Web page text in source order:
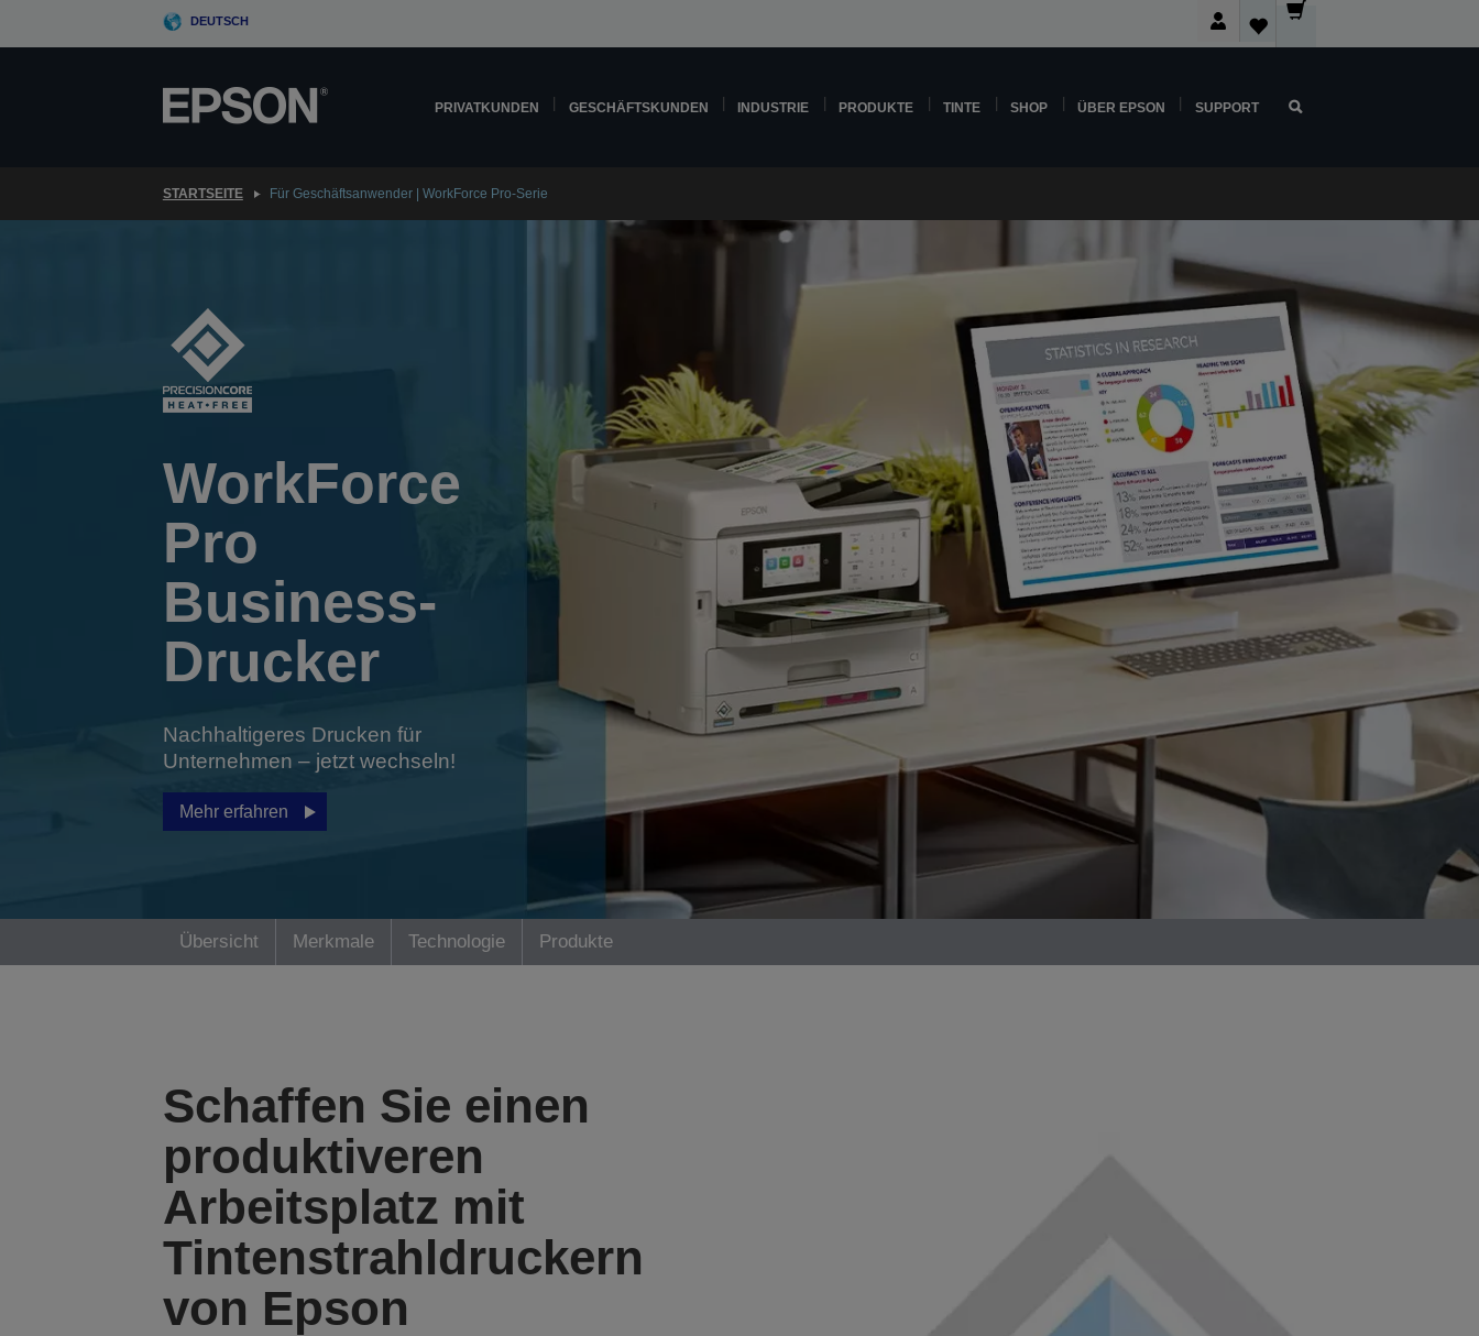
DEUTSCH
PRIVATKUNDEN GESCHÄFTSKUNDEN INDUSTRIE PRODUKTE TINTE SHOP ÜBER EPSON SUPPORT
STARTSEITE Für Geschäftsanwender | WorkForce Pro-Serie
WorkForce
Pro
Business-
Drucker
Nachhaltigeres Drucken für
Unternehmen – jetzt wechseln!
Mehr erfahren
Übersicht Merkmale Technologie Produkte
Schaffen Sie einen
produktiveren
Arbeitsplatz mit
Tintenstrahldruckern
von Epson